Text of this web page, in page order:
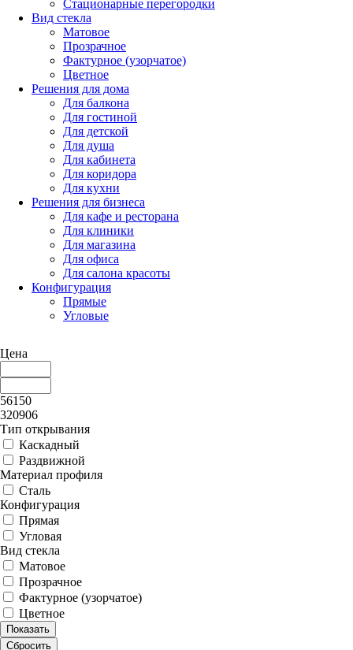
Стационарные перегородки
Вид стекла
Матовое
Прозрачное
Фактурное (узорчатое)
Цветное
Решения для дома
Для балкона
Для гостиной
Для детской
Для душа
Для кабинета
Для коридора
Для кухни
Решения для бизнеса
Для кафе и ресторана
Для клиники
Для магазина
Для офиса
Для салона красоты
Конфигурация
Прямые
Угловые
Цена
56150
320906
Тип открывания
Каскадный
Раздвижной
Материал профиля
Сталь
Конфигурация
Прямая
Угловая
Вид стекла
Матовое
Прозрачное
Фактурное (узорчатое)
Цветное
Показать
Сбросить